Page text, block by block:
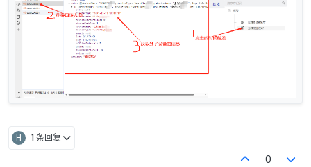
H 1 条回复
0